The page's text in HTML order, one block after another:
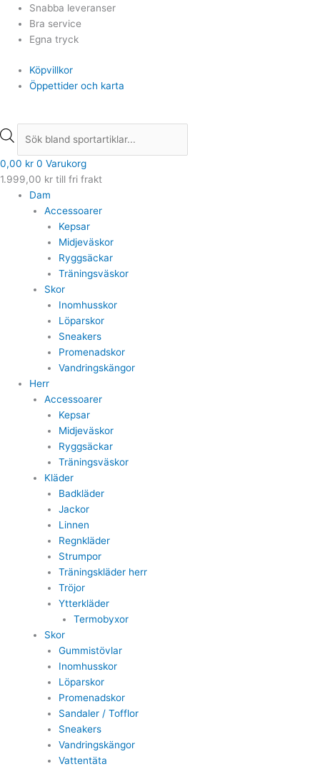
Hoppa
innehåll
Snabba leveranser
Bra service
Egna tryck
Köpvillkor
Öppettider och karta
Products
search
0,00 kr 0 Varukorg
1.999,00 kr till fri frakt
Dam
Accessoarer
Kepsar
Midjeväskor
Ryggsäckar
Träningsväskor
Skor
Inomhusskor
Löparskor
Sneakers
Promenadskor
Vandringskängor
Herr
Accessoarer
Kepsar
Midjeväskor
Ryggsäckar
Träningsväskor
Kläder
Badkläder
Jackor
Linnen
Regnkläder
Strumpor
Träningskläder herr
Tröjor
Ytterkläder
Termobyxor
Skor
Gummistövlar
Inomhusskor
Löparskor
Promenadskor
Sandaler / Tofflor
Sneakers
Vandringskängor
Vattentäta
Products
search